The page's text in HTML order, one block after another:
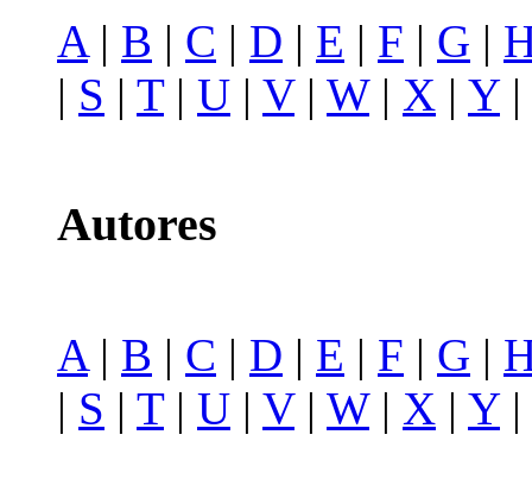
A | B | C | D | E | F | G |
| S | T| U | V| W| X | Y|
Autores
A| B | C | D | E | F | G |
| S | T| U | V| W| X | Y|